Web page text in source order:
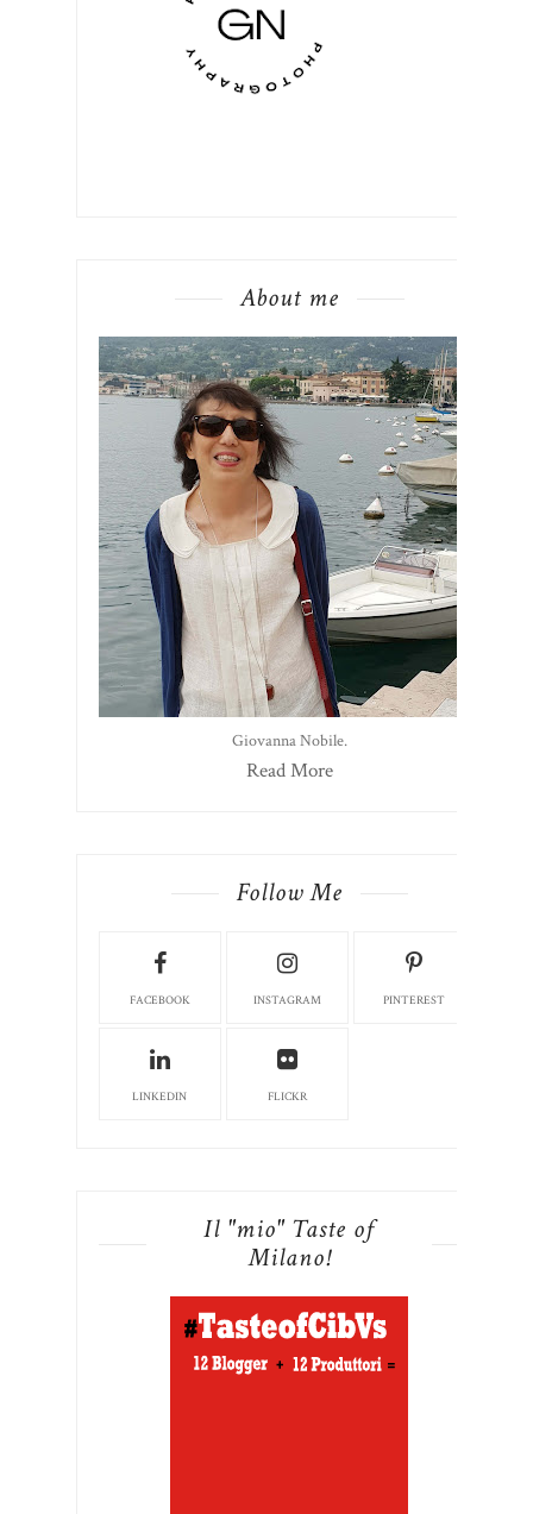
About me
Giovanna Nobile.
Read More
Follow Me
FACEBOOK INSTAGRAM PINTEREST
LINKEDIN FLICKR
Il "mio" Taste of
Milano!